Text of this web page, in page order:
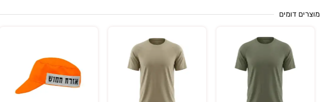
מוצרים דומים